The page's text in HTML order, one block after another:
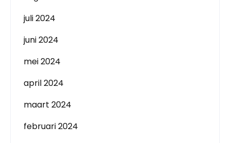
juli 2024
juni 2024
mei 2024
april 2024
maart 2024
februari 2024